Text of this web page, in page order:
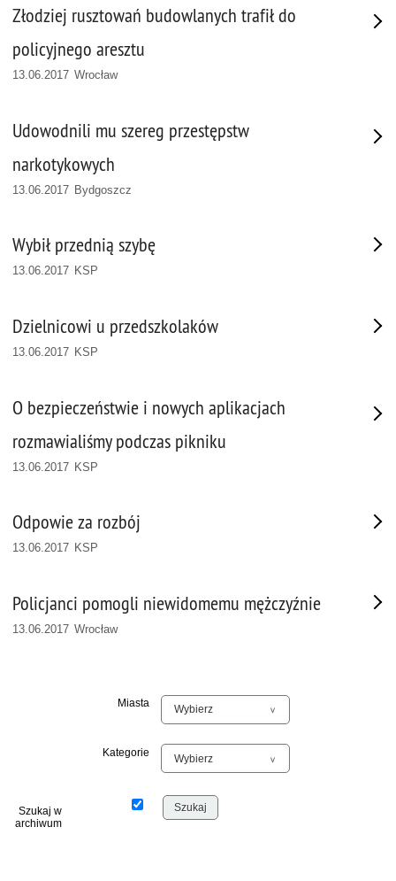
Złodziej rusztowań budowlanych trafił do
policyjnego aresztu
13.06.2017 Wrocław
Udowodnili mu szereg przestępstw
narkotykowych
13.06.2017 Bydgoszcz
Wybił przednią szybę
13.06.2017 KSP
Dzielnicowi u przedszkolaków
13.06.2017 KSP
O bezpieczeństwie i nowych aplikacjach
rozmawialiśmy podczas pikniku
13.06.2017 KSP
Odpowie za rozbój
13.06.2017 KSP
Policjanci pomogli niewidomemu mężczyźnie
13.06.2017 Wrocław
Miasta
Kategorie
Szukaj w
archiwum